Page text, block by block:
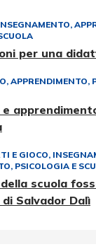
per una
APPRENDIMENTO,
E GIOCO,
, PSICOLOGIA E
scuola
Salvador Dalì